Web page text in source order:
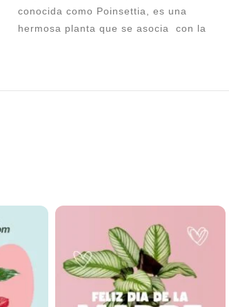
conocida como Poinsettia, es una
hermosa planta que se asocia con la